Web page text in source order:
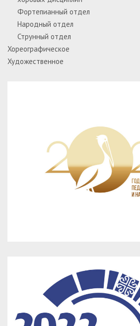
Фортепианный отдел
Народный отдел
Струнный отдел
Хореографическое
Художественное